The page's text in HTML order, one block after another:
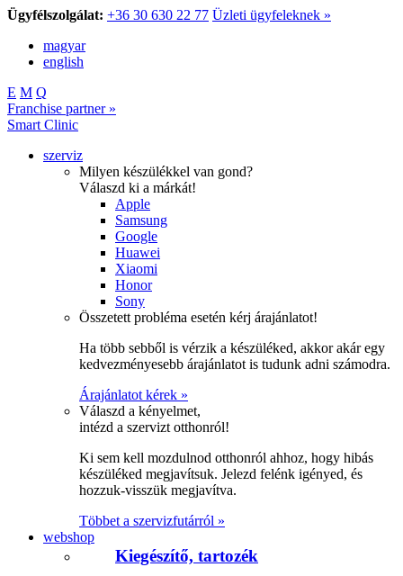
Ügyfélszolgálat: +36 30 630 22 77 Üzleti ügyfeleknek »
magyar
english
E M Q
Franchise partner »
Smart Clinic
szerviz
Milyen készülékkel van gond?
Válaszd ki a márkát!
Apple
Samsung
Google
Huawei
Xiaomi
Honor
Sony
Összetett probléma esetén kérj árajánlatot!
Ha több sebből is vérzik a készüléked, akkor akár egy
kedvezményesebb árajánlatot is tudunk adni számodra.
Árajánlatot kérek »
Válaszd a kényelmet,
intézd a szervizt otthonról!
Ki sem kell mozdulnod otthonról ahhoz, hogy hibás
készüléked megjavítsuk. Jelezd felénk igényed, és
hozzuk-visszük megjavítva.
Többet a szervizfutárról »
webshop
Kiegészítő, tartozék